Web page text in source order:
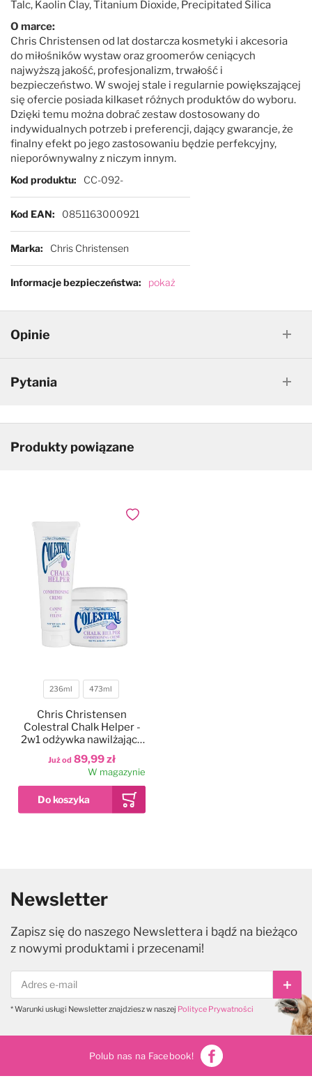
Talc, Kaolin Clay, Titanium Dioxide, Precipitated Silica
O marce:
Chris Christensen od lat dostarcza kosmetyki i akcesoria
do miłośników wystaw oraz groomerów ceniących
najwyższą jakość, profesjonalizm, trwałość i
bezpieczeństwo. W swojej stale i regularnie powiększającej
się ofercie posiada kilkaset różnych produktów do wyboru.
Dzięki temu można dobrać zestaw dostosowany do
indywidualnych potrzeb i preferencji, dający gwarancje, że
finalny efekt po jego zastosowaniu będzie perfekcyjny,
nieporównywalny z niczym innym.
Więcej informacji
Kod produktu CC-092-
Kod EAN 0851163000921
Marka Chris Christensen
Informacje bezpieczeństwa pokaż
Opinie
Pytania
Produkty powiązane
Pojemność
236ml 473ml
Już od 89,99 zł
Chris Christensen
Colestral Chalk Helper -
2w1 odżywka nawilżająca
do sierści i podkład pod
kredę
W magazynie
Dodaj do ulubionych
Newsletter
Zapisz się do naszego Newslettera i bądź na bieżąco
z nowymi produktami i przecenami!
* Warunki usługi Newsletter znajdziesz w naszej Polityce Prywatności
Polub nas na Facebook!